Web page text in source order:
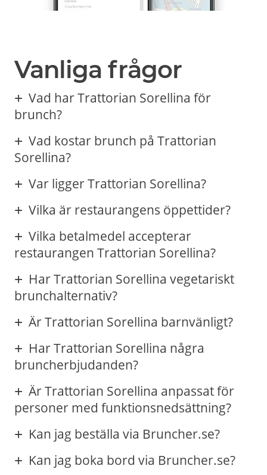
Vanliga frågor
Vad har Trattorian Sorellina för
brunch?
Vad kostar brunch på Trattorian
Sorellina?
Var ligger Trattorian Sorellina?
Vilka är restaurangens öppettider?
Vilka betalmedel accepterar
restaurangen Trattorian Sorellina?
Har Trattorian Sorellina vegetariskt
brunchalternativ?
Är Trattorian Sorellina barnvänligt?
Har Trattorian Sorellina några
bruncherbjudanden?
Är Trattorian Sorellina anpassat för
personer med funktionsnedsättning?
Kan jag beställa via Bruncher.se?
Kan jag boka bord via Bruncher.se?